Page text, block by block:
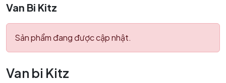
Van Bi Kitz
Sản phẩm đang được cập nhật.
Van bi Kitz